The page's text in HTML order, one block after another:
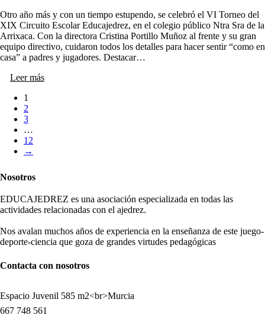
Otro año más y con un tiempo estupendo, se celebró el VI Torneo del
XIX Circuito Escolar Educajedrez, en el colegio público Ntra Sra de la
Arrixaca. Con la directora Cristina Portillo Muñoz al frente y su gran
equipo directivo, cuidaron todos los detalles para hacer sentir “como en
casa” a padres y jugadores. Destacar…
Leer más
1
2
3
…
12
→
Nosotros
EDUCAJEDREZ es una asociación especializada en todas las
actividades relacionadas con el ajedrez.
Nos avalan muchos años de experiencia en la enseñanza de este juego-
deporte-ciencia que goza de grandes virtudes pedagógicas
Contacta con nosotros
Espacio Juvenil 585 m2<br>Murcia
667 748 561